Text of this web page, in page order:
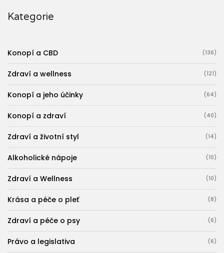
Kategorie
Konopí a CBD (136)
Zdraví a wellness (121)
Konopí a jeho účinky (64)
Konopí a zdraví (40)
Zdraví a životní styl (14)
Alkoholické nápoje (10)
Zdraví a Wellness (10)
Krása a péče o pleť (8)
Zdraví a péče o psy (6)
Právo a legislativa (6)